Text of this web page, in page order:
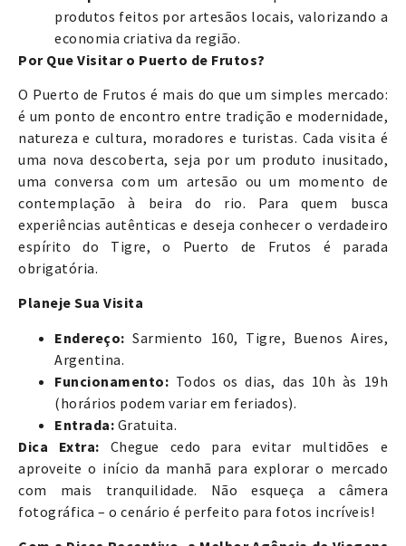
produtos feitos por artesãos locais, valorizando a
economia criativa da região.
Por Que Visitar o Puerto de Frutos?
O Puerto de Frutos é mais do que um simples mercado:
é um ponto de encontro entre tradição e modernidade,
natureza e cultura, moradores e turistas. Cada visita é
uma nova descoberta, seja por um produto inusitado,
uma conversa com um artesão ou um momento de
contemplação à beira do rio. Para quem busca
experiências autênticas e deseja conhecer o verdadeiro
espírito do Tigre, o Puerto de Frutos é parada
obrigatória.
Planeje Sua Visita
Endereço: Sarmiento 160, Tigre, Buenos Aires,
Argentina.
Funcionamento: Todos os dias, das 10h às 19h
(horários podem variar em feriados).
Entrada: Gratuita.
Dica Extra: Chegue cedo para evitar multidões e
aproveite o início da manhã para explorar o mercado
com mais tranquilidade. Não esqueça a câmera
fotográfica – o cenário é perfeito para fotos incríveis!